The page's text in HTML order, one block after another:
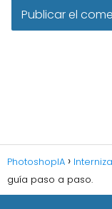
PhotoshopIA
guía paso a paso.